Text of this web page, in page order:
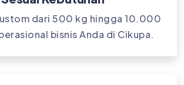
dari 500 kg hingga 10.000
bisnis Anda di Cikupa.